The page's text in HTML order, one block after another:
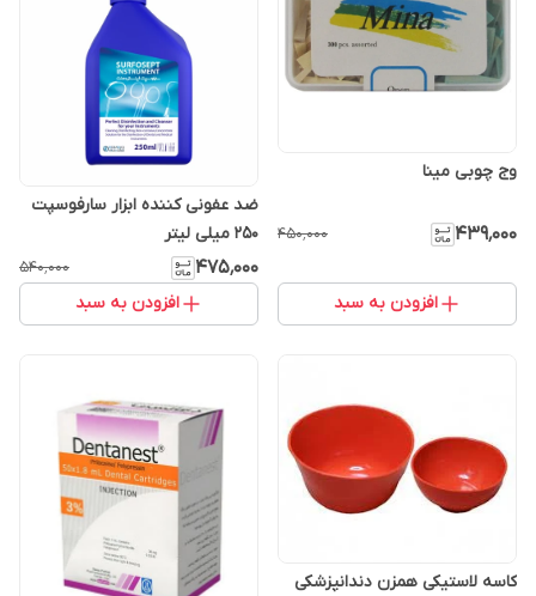
وج چوبی مینا
۴۳۹٬۰۰۰ ۴۵۰٬۰۰۰
افزودن به سبد
ضد عفونی کننده ابزار سارفوسپت
250 میلی لیتر
۴۷۵٬۰۰۰ ۵۴۰٬۰۰۰
افزودن به سبد
کاسه لاستیکی همزن دندانپزشکی